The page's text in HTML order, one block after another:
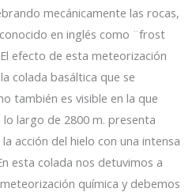
mecánicamente las rocas,
en inglés como ¨frost
efecto de esta meteorización
colada basáltica que se
también es visible en la que
largo de 2800 m. presenta
acción del hielo con una intensa
esta colada nos detuvimos a
química y debemos